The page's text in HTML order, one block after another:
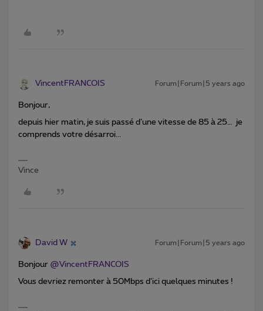
VincentFRANCOIS Forum|Forum|5 years ago
Bonjour,
depuis hier matin, je suis passé d’une vitesse de 85 à 25… je
comprends votre désarroi...
Vince
David W Forum|Forum|5 years ago
Bonjour @VincentFRANCOIS
Vous devriez remonter à 50Mbps d’ici quelques minutes !